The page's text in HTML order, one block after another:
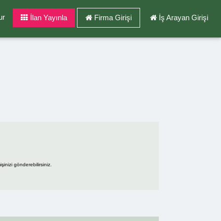
İlan Yayınla Firma Girişi İş Arayan Girişi
gönderebilirsiniz.